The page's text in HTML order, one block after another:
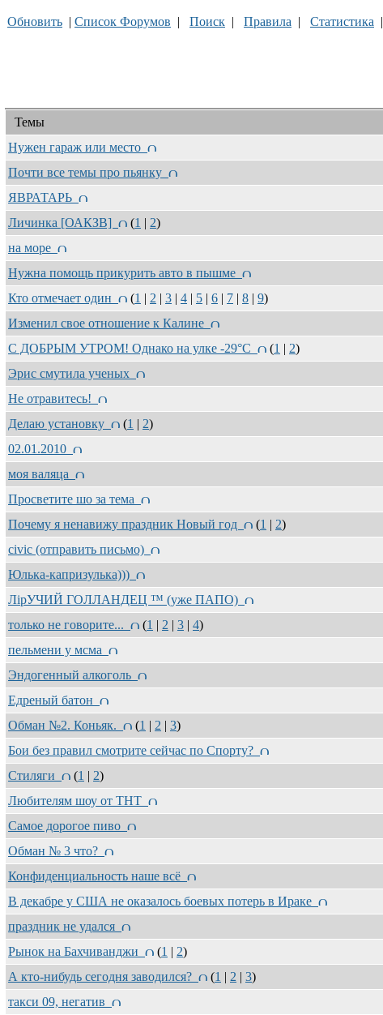
Обновить | Список Форумов | Поиск | Правила | Статистика
Темы
Нужен гараж или место
Почти все темы про пьянку
ЯВРАТАРЬ
Личинка [ОАКЗВ]
(1 | 2)
на море
Нужна помощь прикурить авто в пышме
Кто отмечает один
(1 | 2 | 3 | 4 | 5 | 6 | 7 | 8 | 9)
Изменил свое отношение к Калине
С ДОБРЫМ УТРОМ! Однако на улке -29°C
(1 | 2)
Эрис смутила ученых
Не отравитесь!
Делаю установку
(1 | 2)
02.01.2010
моя валяца
Просветите шо за тема
Почему я ненавижу праздник Новый год
(1 | 2)
civic (отправить письмо)
Юлька-капризулька)))
ЛipУЧИЙ ГOЛЛAНДEЦ ™ (уже ПАПО)
только не говорите...
(1 | 2 | 3 | 4)
пельмени у мсма
Эндогенный алкоголь
Едреный батон
Обман №2. Коньяк.
(1 | 2 | 3)
Бои без правил смотрите сейчас по Спорту?
Стиляги
(1 | 2)
Любителям шоу от ТНТ
Самое дорогое пиво
Обман № 3 что?
Конфиденциальность наше всё
В декабре у США не оказалось боевых потерь в Ираке
праздник не удался
Рынок на Бахчиванджи
(1 | 2)
А кто-нибудь сегодня заводился?
(1 | 2 | 3)
такси 09, негатив